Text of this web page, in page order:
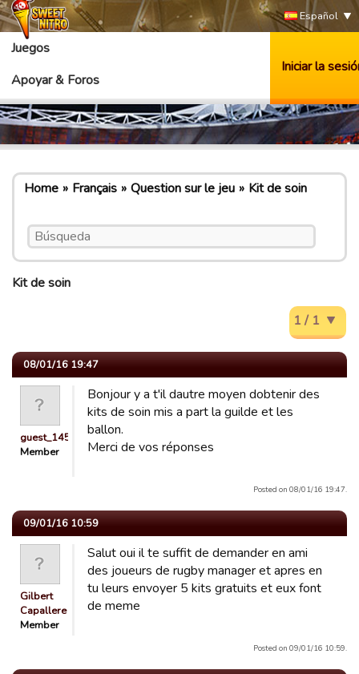
Español
Juegos
Apoyar & Foros
Iniciar la
Home Français Question sur le jeu Kit de soin
Kit de soin
1 / 1
08/01/16 19:47
guest_1451141579292
Member
Bonjour y a t'il dautre moyen dobtenir des
kits de soin mis a part la guilde et les
ballon.
Merci de vos réponses
Posted on 08/01/16 19:47.
09/01/16 10:59
Gilbert
Capallere
Member
Salut oui il te suffit de demander en ami
des joueurs de rugby manager et apres en
tu leurs envoyer 5 kits gratuits et eux font
de meme
Posted on 09/01/16 10:59.